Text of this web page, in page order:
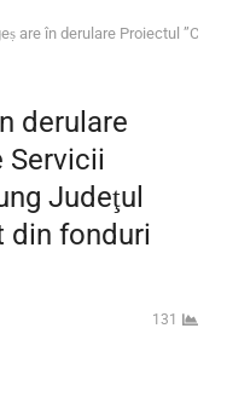
are în derulare Proiectul
derulare
Servicii
Judeţul
din fonduri
131